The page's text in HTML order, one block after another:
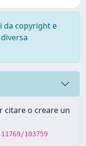
da copyright e
citare o creare un
103759